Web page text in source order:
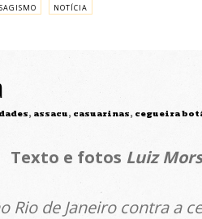
NOTÍCIA
, assacu, casuarinas, cegueira
Texto e fotos Luiz
Rio de Janeiro contra a